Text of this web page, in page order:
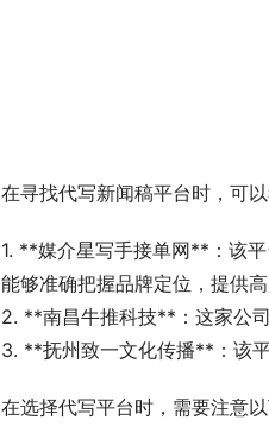
在寻找代写新闻稿平台时，可
1. **媒介星写手接单网**：该
能够准确把握品牌定位，提供
2. **南昌牛推科技**：这家公
3. **抚州致一文化传播**：该
在选择代写平台时，需要注意以